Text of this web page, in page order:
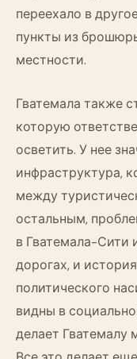
переехало в
пункты из
местности.
Гватемала также
которую
осветить. У нее
инфраструктура,
между
остальным,
в Гватемала-Сити
дорогах, и
политического
видны в
делает Гватемалу